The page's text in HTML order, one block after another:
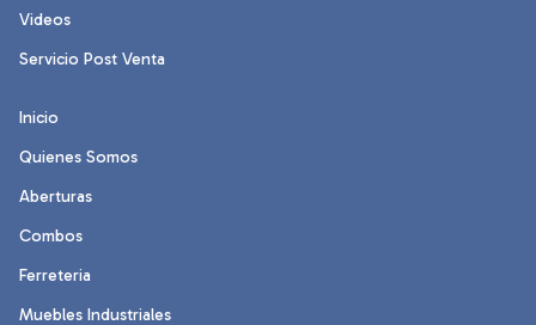
Videos
Servicio Post Venta
Inicio
Quienes Somos
Aberturas
Combos
Ferreteria
Muebles Industriales